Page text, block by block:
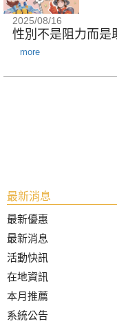
2025/08/16
性別不是阻力而是
more
最新消息
最新優惠
最新消息
活動快訊
在地資訊
本月推薦
系統公告